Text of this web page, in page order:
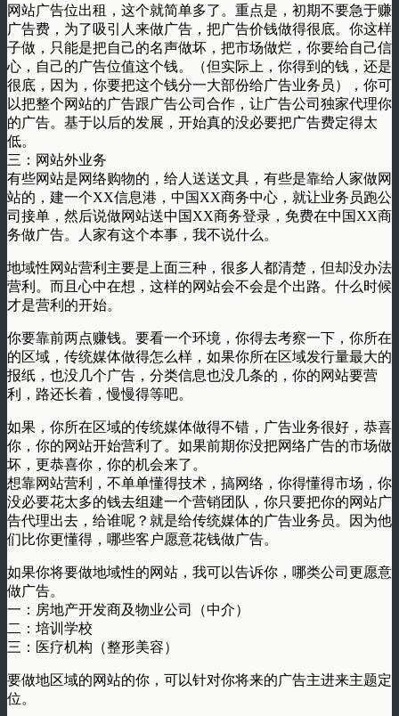
网站广告位出租，这个就简单多了。重点是，初期不要急于赚
广告费，为了吸引人来做广告，把广告价钱做得很底。你这样
子做，只能是把自己的名声做坏，把市场做烂，你要给自己信
心，自己的广告位值这个钱。（但实际上，你得到的钱，还是
很底，因为，你要把这个钱分一大部份给广告业务员），你可
以把整个网站的广告跟广告公司合作，让广告公司独家代理你
的广告。基于以后的发展，开始真的没必要把广告费定得太
低。
三：网站外业务
有些网站是网络购物的，给人送送文具，有些是靠给人家做网
站的，建一个XX信息港，中国XX商务中心，就让业务员跑公
司接单，然后说做网站送中国XX商务登录，免费在中国XX商
务做广告。人家有这个本事，我不说什么。
地域性网站营利主要是上面三种，很多人都清楚，但却没办法
营利。而且心中在想，这样的网站会不会是个出路。什么时候
才是营利的开始。
你要靠前两点赚钱。要看一个环境，你得去考察一下，你所在
的区域，传统媒体做得怎么样，如果你所在区域发行量最大的
报纸，也没几个广告，分类信息也没几条的，你的网站要营
利，路还长着，慢慢得等吧。
如果，你所在区域的传统媒体做得不错，广告业务很好，恭喜
你，你的网站开始营利了。如果前期你没把网络广告的市场做
坏，更恭喜你，你的机会来了。
想靠网站营利，不单单懂得技术，搞网络，你得懂得市场，你
没必要花太多的钱去组建一个营销团队，你只要把你的网站广
告代理出去，给谁呢？就是给传统媒体的广告业务员。因为他
们比你更懂得，哪些客户愿意花钱做广告。
如果你将要做地域性的网站，我可以告诉你，哪类公司更愿意
做广告。
一：房地产开发商及物业公司（中介）
二：培训学校
三：医疗机构（整形美容）
要做地区域的网站的你，可以针对你将来的广告主进来主题定
位。